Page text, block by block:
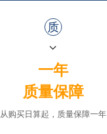
质
一年
质量保障
从购买日算起，质量保障一年